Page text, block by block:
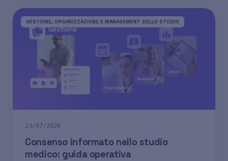
GESTIONE, ORGANIZZAZIONE E MANAGEMENT DELLO STUDIO
23/07/2026
Consenso informato nello studio
medico: guida operativa